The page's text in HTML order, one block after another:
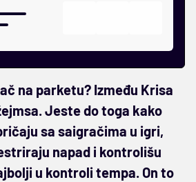
na parketu? Između Krisa
Jeste do toga kako
sa saigračima u igri,
napad i kontrolišu
u kontroli tempa. On to